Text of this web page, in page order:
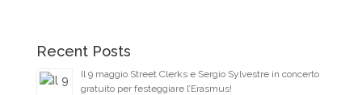
Recent Posts
Il 9 maggio Street Clerks e Sergio Sylvestre in concerto
gratuito per festeggiare l’Erasmus!